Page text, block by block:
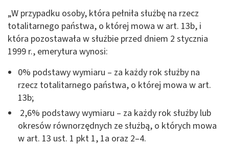
„W przypadku osoby, która pełniła służbę na rzecz
totalitarnego państwa, o której mowa w art. 13b, i
która pozostawała w służbie przed dniem 2 stycznia
1999 r., emerytura wynosi:
0% podstawy wymiaru – za każdy rok służby na
rzecz totalitarnego państwa, o której mowa w art.
13b;
2,6% podstawy wymiaru – za każdy rok służby lub
okresów równorzędnych ze służbą, o których mowa
w art. 13 ust. 1 pkt 1, 1a oraz 2–4.